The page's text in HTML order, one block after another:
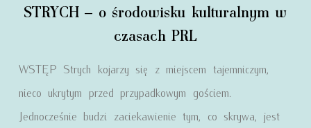
STRYCH – o środowisku kulturalnym w
czasach PRL
WSTĘP Strych kojarzy się z miejscem tajemniczym,
nieco ukrytym przed przypadkowym gościem.
Jednocześnie budzi zaciekawienie tym, co skrywa, jest